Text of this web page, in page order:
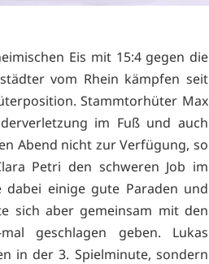
Eis mit 15:4 gegen die
vom Rhein kämpfen seit
Stammtorhüter Max
im Fuß und auch
Abend nicht zur Verfügung, so
Petri den schweren Job im
dabei einige gute Paraden und
sich aber gemeinsam mit den
geschlagen geben. Lukas
in der 3. Spielminute, sondern